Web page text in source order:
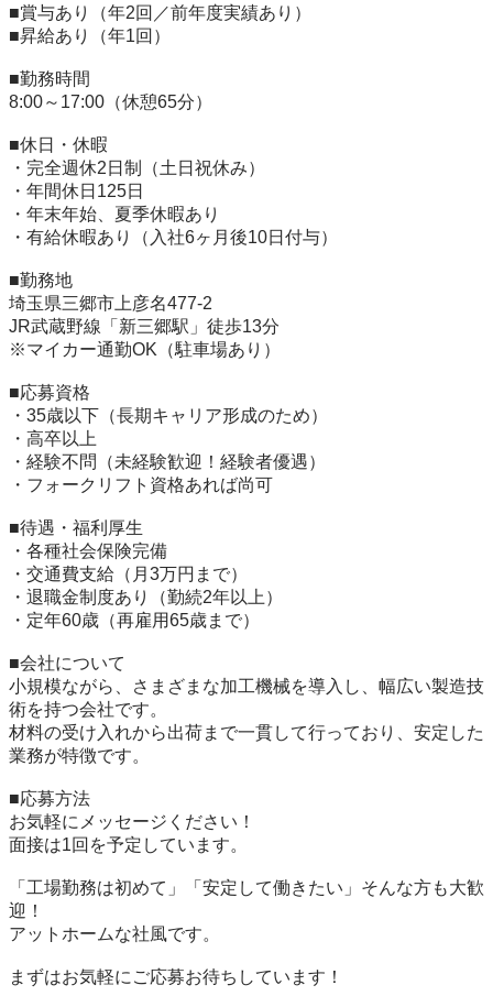
■賞与あり（年2回／前年度実績あり）
■昇給あり（年1回）
■勤務時間
8:00～17:00（休憩65分）
■休日・休暇
・完全週休2日制（土日祝休み）
・年間休日125日
・年末年始、夏季休暇あり
・有給休暇あり（入社6ヶ月後10日付与）
■勤務地
埼玉県三郷市上彦名477-2
JR武蔵野線「新三郷駅」徒歩13分
※マイカー通勤OK（駐車場あり）
■応募資格
・35歳以下（長期キャリア形成のため）
・高卒以上
・経験不問（未経験歓迎！経験者優遇）
・フォークリフト資格あれば尚可
■待遇・福利厚生
・各種社会保険完備
・交通費支給（月3万円まで）
・退職金制度あり（勤続2年以上）
・定年60歳（再雇用65歳まで）
■会社について
小規模ながら、さまざまな加工機械を導入し、幅広い製造技
術を持つ会社です。
材料の受け入れから出荷まで一貫して行っており、安定した
業務が特徴です。
■応募方法
お気軽にメッセージください！
面接は1回を予定しています。
「工場勤務は初めて」「安定して働きたい」そんな方も大歓
迎！
アットホームな社風です。
まずはお気軽にご応募お待ちしています！